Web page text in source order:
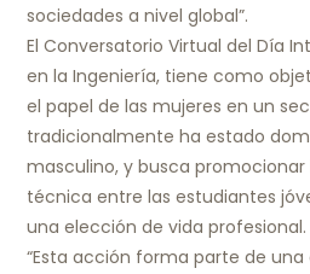
sociedades a nivel global”.
El Conversatorio Virtual del Día
en la Ingeniería, tiene como
el papel de las mujeres en un
tradicionalmente ha estado
masculino, y busca
técnica entre las estudiantes
una elección de vida profesional.
“Esta acción forma parte de